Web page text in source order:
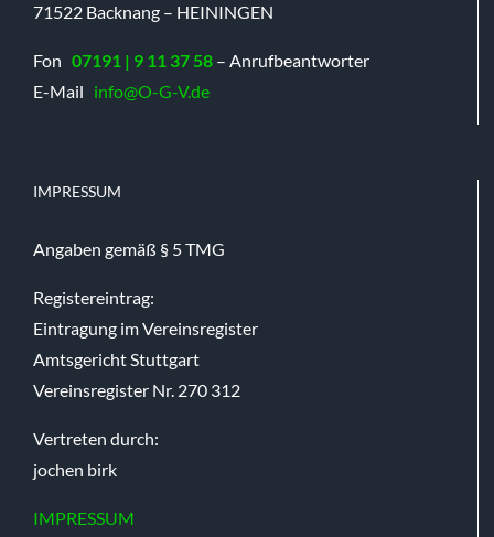
71522 Backnang – HEININGEN
Fon 07191 | 9 11 37 58 – Anrufbeantworter
E-Mail info@O-G-V.de
IMPRESSUM
Angaben gemäß § 5 TMG
Registereintrag:
Eintragung im Vereinsregister
Amtsgericht Stuttgart
Vereinsregister Nr. 270 312
Vertreten durch:
jochen birk
IMPRESSUM